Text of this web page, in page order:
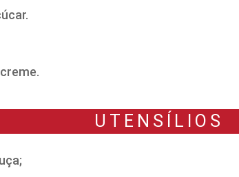
UTENSÍLIOS